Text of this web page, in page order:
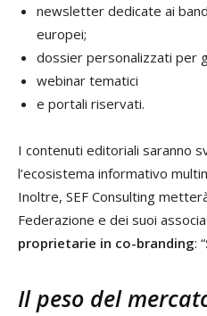
newsletter dedicate ai
europei;
dossier personalizzati per
webinar tematici
e portali riservati.
I contenuti editoriali saranno
l’ecosistema informativo
Inoltre, SEF Consulting
Federazione e dei suoi
proprietarie in co-branding: “
Il peso del